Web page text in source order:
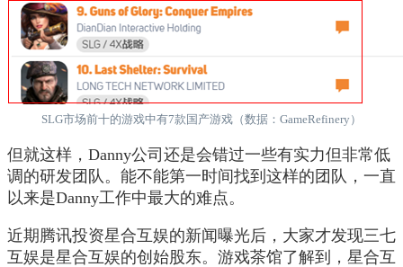
SLG市场前十的游戏中有7款国产游戏（数据：GameRefinery）
但就这样，Danny公司还是会错过一些有实力但非常低
调的研发团队。能不能第一时间找到这样的团队，一直
以来是Danny工作中最大的难点。
近期腾讯投资星合互娱的新闻曝光后，大家才发现三七
互娱是星合互娱的创始股东。游戏茶馆了解到，星合互